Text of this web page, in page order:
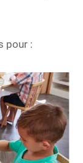
pour :